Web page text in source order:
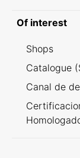
Of interest
Shops
Catalogue
Canal de